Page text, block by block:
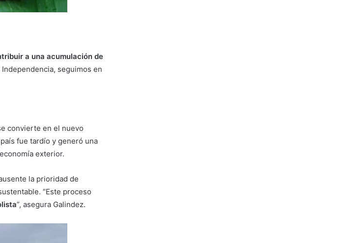
a una acumulación de
seguimos en
convierte en el nuevo
fue tardío y generó una
exterior.
la prioridad de
“Este proceso
”, asegura Galindez.